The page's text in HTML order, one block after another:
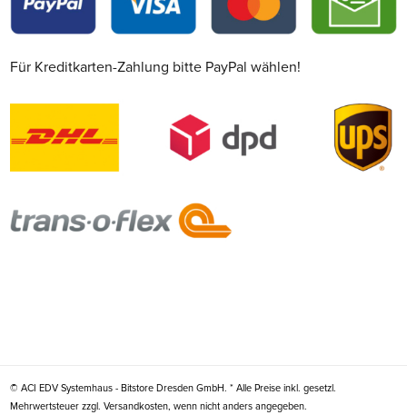
Für Kreditkarten-Zahlung bitte PayPal wählen!
© ACI EDV Systemhaus - Bitstore Dresden GmbH. * Alle Preise inkl. gesetzl.
Mehrwertsteuer zzgl. Versandkosten, wenn nicht anders angegeben.